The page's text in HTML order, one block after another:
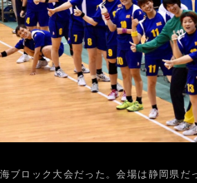
ブロック大会だった。会場は静岡県だ